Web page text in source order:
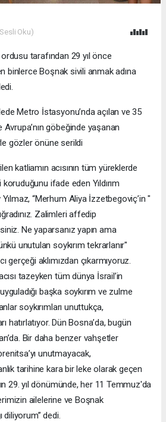
Oku)
ordusu tarafından 29 yıl önce
binlerce Boşnak sivili anmak adına
Metro İstasyonu’nda açılan ve 35
göbeğinde yaşanan
gözler önüne serildi
katliamın acısının tüm yüreklerde
ifade eden Yıldırım
“Merhum Aliya İzzetbegoviç’in "
Zalimleri affedip
Ne yaparsanız yapın ama
unutulan soykırım tekrarlanır"
gerçeği aklımızdan çıkarmıyoruz.
tazeyken tüm dünya İsrail’in
başka soykırım ve zulme
soykırımları unuttukça,
hatırlatıyor. Dün Bosna’da, bugün
Bir daha benzer vahşetler
unutmayacak,
tarihine kara bir leke olarak geçen
29. yıl dönümünde, her 11 Temmuz'da
ailelerine ve Boşnak
diliyorum” dedi.